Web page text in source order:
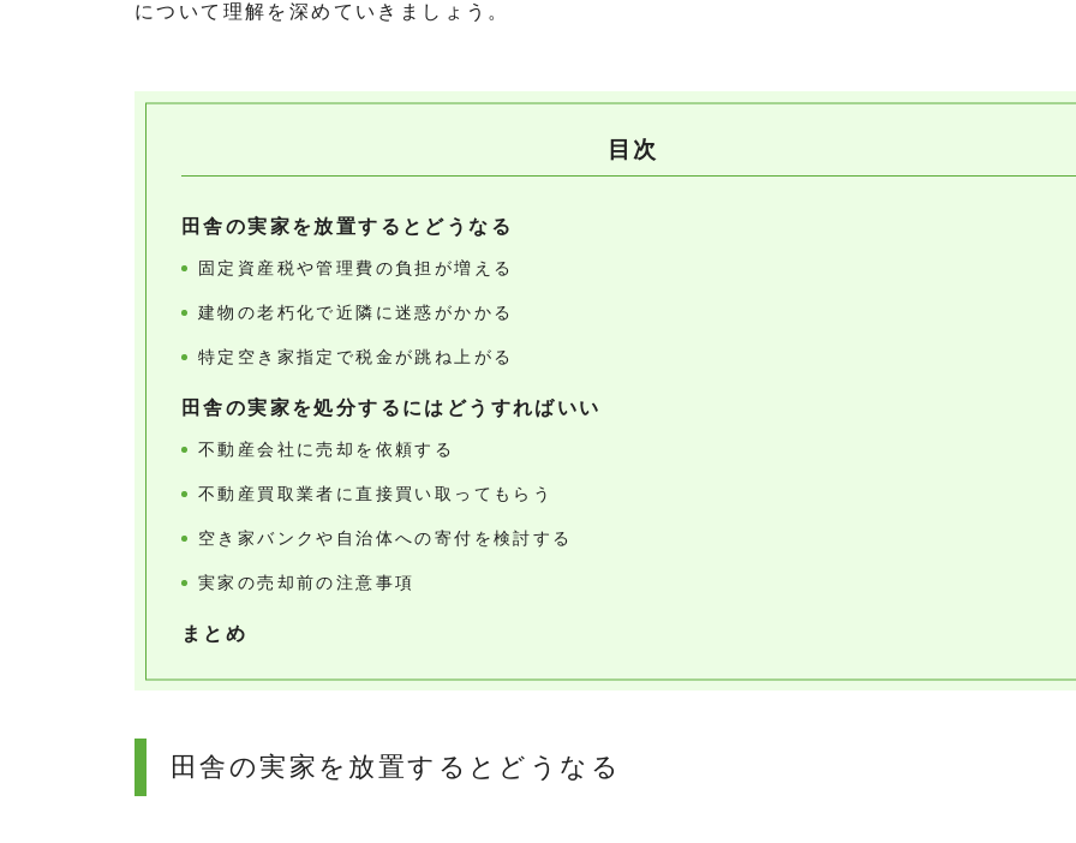
について理解を深めていきましょう。
目次
田舎の実家を放置するとどうなる
固定資産税や管理費の負担が増える
建物の老朽化で近隣に迷惑がかかる
特定空き家指定で税金が跳ね上がる
田舎の実家を処分するにはどうすればいい
不動産会社に売却を依頼する
不動産買取業者に直接買い取ってもらう
空き家バンクや自治体への寄付を検討する
実家の売却前の注意事項
まとめ
田舎の実家を放置するとどうなる